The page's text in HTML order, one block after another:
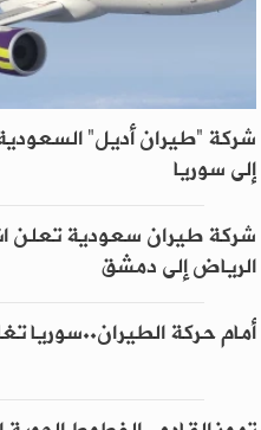
شركة “طيران أديل”
إلى سوريا
شركة طيران سعودية تعلن
الرياض إلى دمشق
أمام حركة الطيران..سوريا